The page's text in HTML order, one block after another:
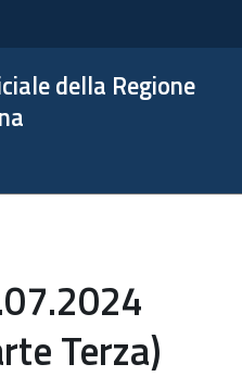
della Regione
Terza)